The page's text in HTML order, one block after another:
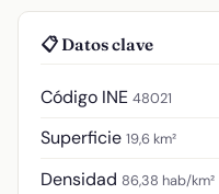
📋 Datos clave
Código INE 48021
Superficie 19,6 km²
Densidad 86,38 hab/km²